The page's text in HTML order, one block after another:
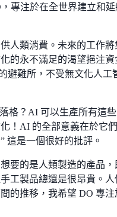
專注於在全世界建立和
人類消費。未來的工作將
的永不滿足的渴望挹注資
避難所，不受無文化人工
格？AI 可以生產所有這
！AI 的全部意義在於它
這是一個很好的批評。
要的是人類製造的產品，
工製品總還是很昂貴。人
的推移，我希望 DO 專注